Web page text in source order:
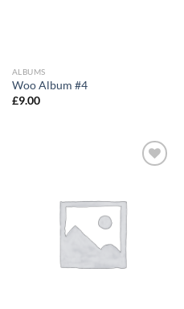
ALBUMS
Woo Album #4
£9.00